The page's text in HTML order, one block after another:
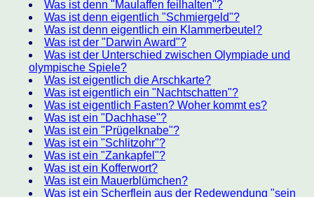
Was ist denn "Maulaffen feilhalten"?
Was ist denn eigentlich "Schmiergeld"?
Was ist denn eigentlich ein Klammerbeutel?
Was ist der "Darwin Award"?
Was ist der Unterschied zwischen Olympiade und
olympische Spiele?
Was ist eigentlich die Arschkarte?
Was ist eigentlich ein "Nachtschatten"?
Was ist eigentlich Fasten? Woher kommt es?
Was ist ein "Dachhase"?
Was ist ein "Prügelknabe"?
Was ist ein "Schlitzohr"?
Was ist ein "Zankapfel"?
Was ist ein Kofferwort?
Was ist ein Mauerblümchen?
Was ist ein Scherflein aus der Redewendung "sein